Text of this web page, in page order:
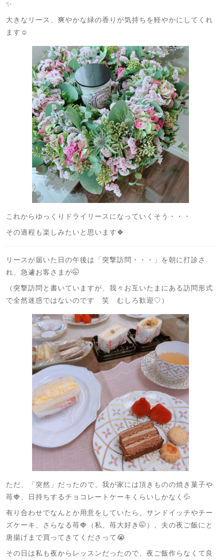
✨
大きなリース、爽やかな緑の香りが気持ちを軽やかにしてくれ
ます☺️
これからゆっくりドライリースになっていくそう・・・
その過程も楽しみたいと思います🍀
リースが届いた日の午後は「突撃訪問・・・」を朝に打診さ
れ、急遽お客さまが🤭
（突撃訪問と書いていますが、我々お互いたまにある訪問形式
で全然迷惑ではないのです 笑 むしろ歓迎♡）
ただ、「突然」だったので、我が家には頂きものの焼き菓子や
苺🍓、日持ちするチョコレートケーキくらいしかなく💦
有り合わせでなんとか用意をしていたら、サンドイッチやチー
ズケーキ、さらなる苺🍓（私、苺大好き🤭）、夫の夜ご飯にと
唐揚げまで買ってきてくださって😭
その日は私も夜からレッスンだったので、夜ご飯作らなくて良